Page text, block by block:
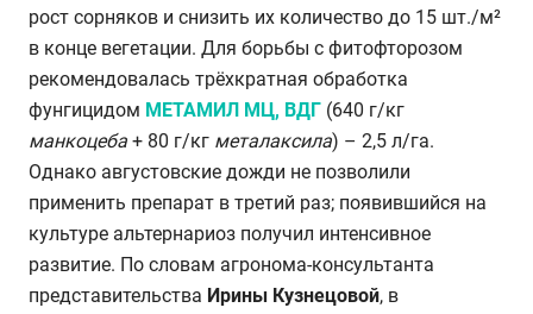
рост сорняков и снизить их количество до 15 шт./м²
в конце вегетации. Для борьбы с фитофторозом
рекомендовалась трёхкратная обработка
фунгицидом МЕТАМИЛ МЦ, ВДГ (640 г/кг
манкоцеба + 80 г/кг металаксила) – 2,5 л/га.
Однако августовские дожди не позволили
применить препарат в третий раз; появившийся на
культуре альтернариоз получил интенсивное
развитие. По словам агронома-консультанта
представительства Ирины Кузнецовой, в